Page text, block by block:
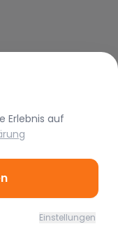
Erlebnis auf
Einstellungen